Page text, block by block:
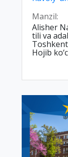
Manzil:
Alisher
tili va
Hojib